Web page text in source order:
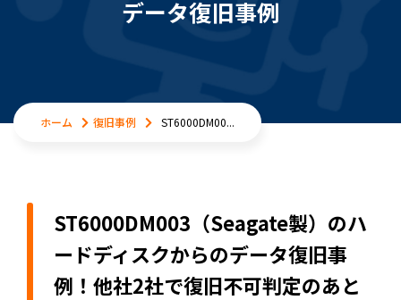
データ復旧事例
ホーム 復旧事例 ST6000DM00...
ST6000DM003（Seagate製）のハ
ードディスクからのデータ復旧事
例！他社2社で復旧不可判定のあと